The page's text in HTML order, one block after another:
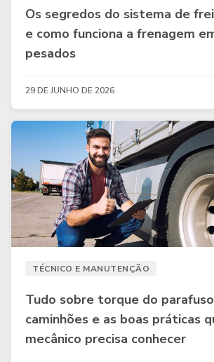
Os segredos do sistema de
e como funciona a frenagem
pesados
29 DE JUNHO DE 2026
TÉCNICO E MANUTENÇÃO
Tudo sobre torque do
caminhões e as boas práticas
mecânico precisa conhecer